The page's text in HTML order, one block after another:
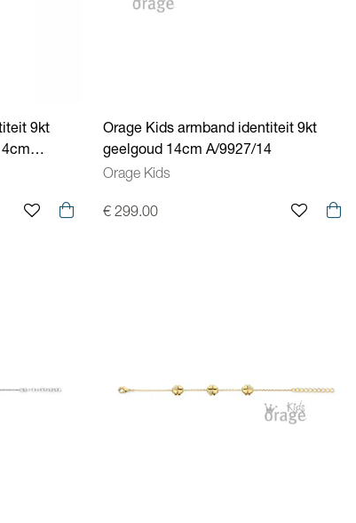
9kt
Orage Kids armband identiteit 9kt
geelgoud 14cm A/9927/14
Orage Kids
€ 299.00